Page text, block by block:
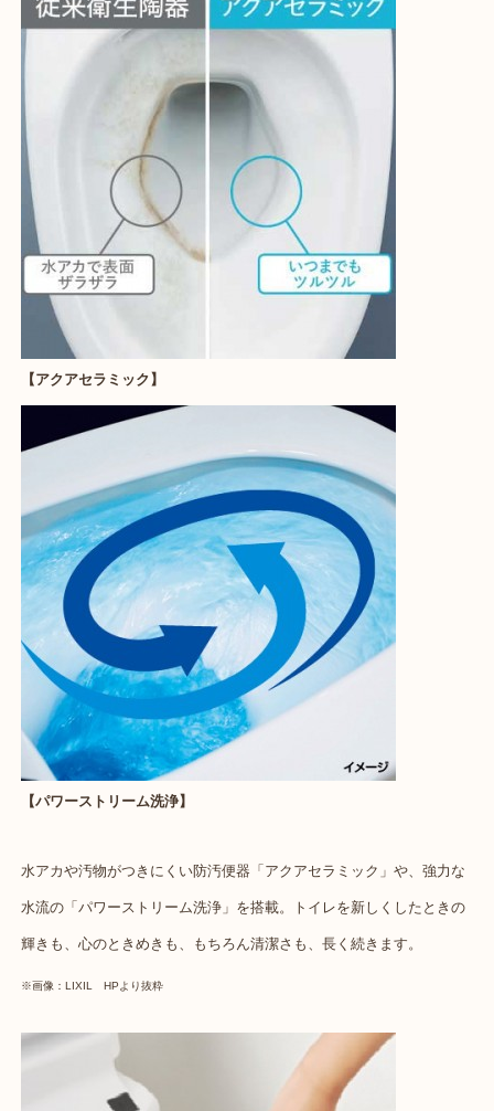
【アクアセラミック】
【パワーストリーム洗浄】
水アカや汚物がつきにくい防汚便器「アクアセラミック」や、強力な
水流の「パワーストリーム洗浄」を搭載。トイレを新しくしたときの
輝きも、心のときめきも、もちろん清潔さも、長く続きます。
※画像：LIXIL HPより抜粋